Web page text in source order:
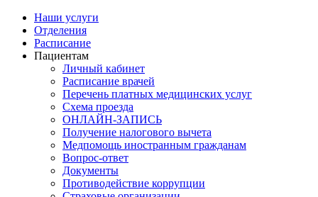
Наши услуги
Отделения
Расписание
Пациентам
Личный кабинет
Расписание врачей
Перечень платных медицинских услуг
Схема проезда
ОНЛАЙН-ЗАПИСЬ
Получение налогового вычета
Медпомощь иностранным гражданам
Вопрос-ответ
Документы
Противодействие коррупции